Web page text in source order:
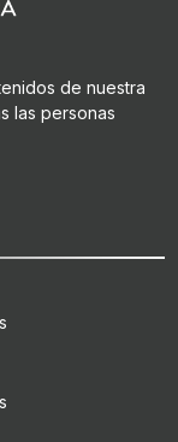
de nuestra
las personas